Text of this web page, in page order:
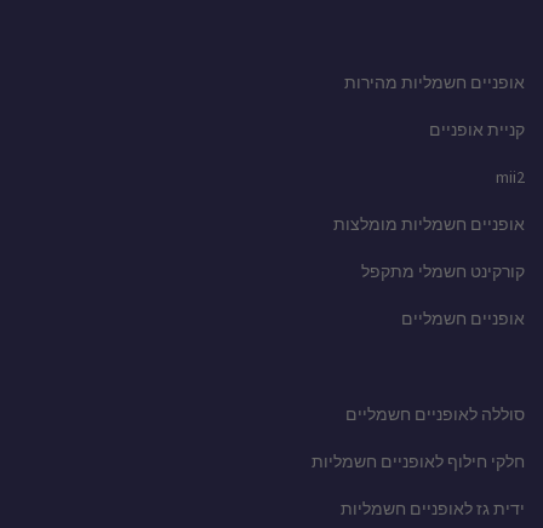
אופניים חשמליות מהירות
קניית אופניים
mii2
אופניים חשמליות מומלצות
קורקינט חשמלי מתקפל
אופניים חשמליים
סוללה לאופניים חשמליים
חלקי חילוף לאופניים חשמליות
ידית גז לאופניים חשמליות